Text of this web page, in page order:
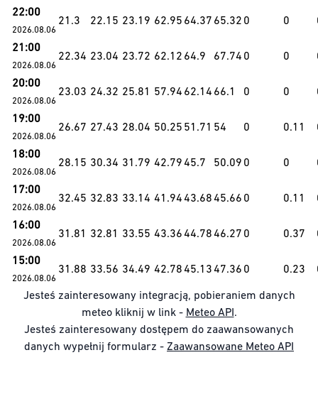
22:00
2026.08.06
21.3 22.15 23.19 62.95 64.37 65.32 0 0
21:00
2026.08.06
22.34 23.04 23.72 62.12 64.9 67.74 0 0
20:00
2026.08.06
23.03 24.32 25.81 57.94 62.14 66.1 0 0
19:00
2026.08.06
26.67 27.43 28.04 50.25 51.71 54 0 0.11
18:00
2026.08.06
28.15 30.34 31.79 42.7945.7 50.09 0 0
17:00
2026.08.06
32.45 32.83 33.14 41.9443.6845.66 0 0.11
16:00
2026.08.06
31.81 32.81 33.55 43.3644.7846.27 0 0.37
15:00
2026.08.06
31.88 33.56 34.49 42.7845.1347.36 0 0.23
Jesteś zainteresowany integracją, pobieraniem danych
meteo kliknij w link - Meteo API.
Jesteś zainteresowany dostępem do zaawansowanych
danych wypełnij formularz - Zaawansowane Meteo API